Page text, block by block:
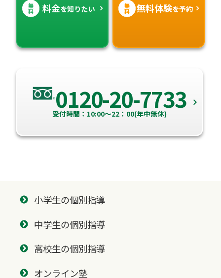
無
料 料金を知りたい 無
料 無料体験を予約
0120-20-7733
受付時間：10:00～22：00(年中無休)
小学生の個別指導
中学生の個別指導
高校生の個別指導
オンライン塾